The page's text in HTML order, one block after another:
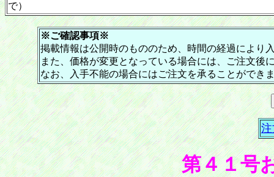
で）
※ご確認事項※
掲載情報は公開時のもののため、時間の経過により
また、価格が変更となっている場合には、ご注文後
なお、入手不能の場合にはご注文を承ることができ
第４１号